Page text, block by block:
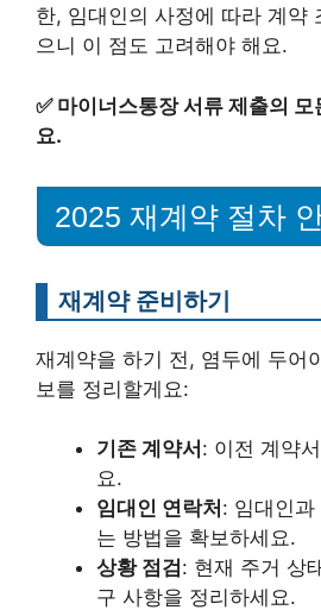
한, 임대인의 사정에 따라 계약
으니 이 점도 고려해야 해요.
✅ 마이너스통장 서류 제출의
요.
2025 재계약 절차
재계약 준비하기
재계약을 하기 전, 염두에 두어
보를 정리할게요:
기존 계약서 : 이전 계약
요.
임대인 연락처 : 임대인과
는 방법을 확보하세요.
상황 점검 : 현재 주거 상
구 사항을 정리하세요.